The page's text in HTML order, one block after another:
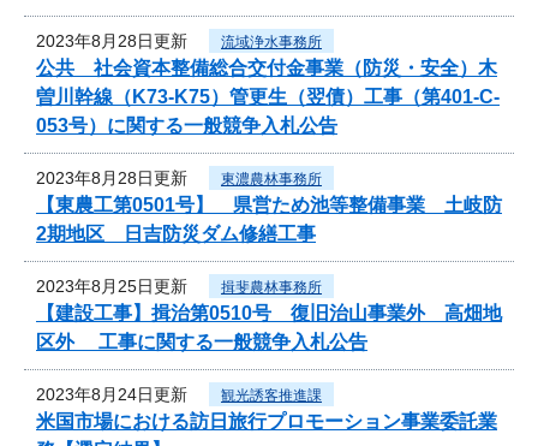
2023年8月28日更新 流域浄水事務所
公共 社会資本整備総合交付金事業（防災・安全）木
曽川幹線（K73-K75）管更生（翌債）工事（第401-C-
053号）に関する一般競争入札公告
2023年8月28日更新 東濃農林事務所
【東農工第0501号】 県営ため池等整備事業 土岐防
2期地区 日吉防災ダム修繕工事
2023年8月25日更新 揖斐農林事務所
【建設工事】揖治第0510号 復旧治山事業外 高畑地
区外 工事に関する一般競争入札公告
2023年8月24日更新 観光誘客推進課
米国市場における訪日旅行プロモーション事業委託業